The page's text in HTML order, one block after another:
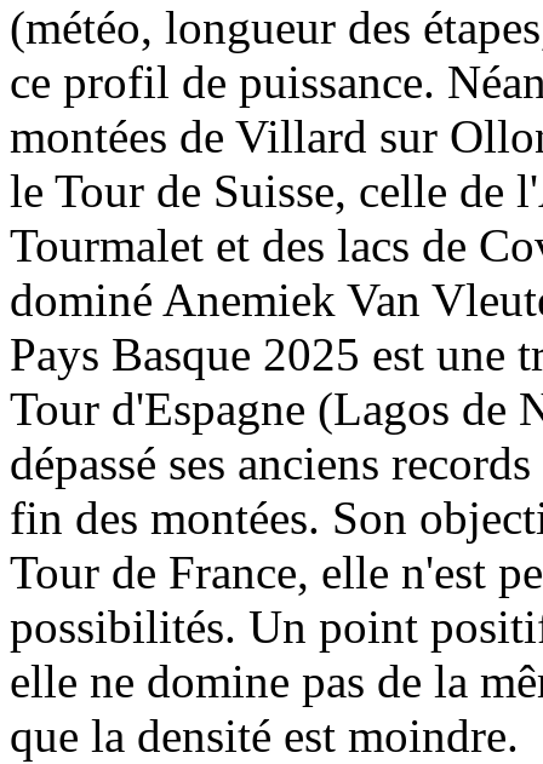
(météo, longueur des
ce profil de puissance.
montées de Villard sur
le Tour de Suisse, celle de
Tourmalet et des lacs de
dominé Anemiek Van
Pays Basque 2025 est une
Tour d'Espagne (Lagos de
dépassé ses anciens
fin des montées. Son
Tour de France, elle n'est
possibilités. Un point
elle ne domine pas de la
que la densité est moindre.